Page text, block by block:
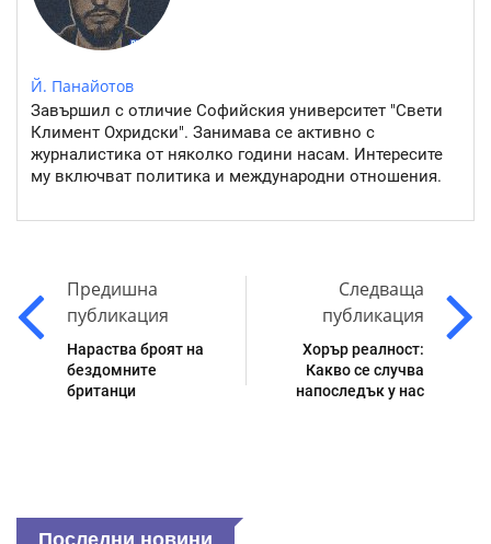
Й. Панайотов
Завършил с отличие Софийския университет "Свети
Климент Охридски". Занимава се активно с
журналистика от няколко години насам. Интересите
му включват политика и международни отношения.
Предишна
публикация
Нараства броят на
бездомните
британци
Следваща
публикация
Хорър реалност:
Какво се случва
напоследък у нас